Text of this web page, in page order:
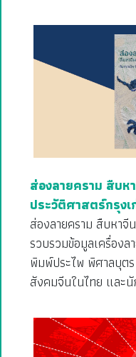
ส่องลายคราม สืบห
ประวัติศาสตร์กรุง
ส่องลายคราม สืบหาจี
รวบรวมข้อมูลเครื่องล
พิมพ์ประไพ พิศาลบุต
สังคมจีนในไทย และ